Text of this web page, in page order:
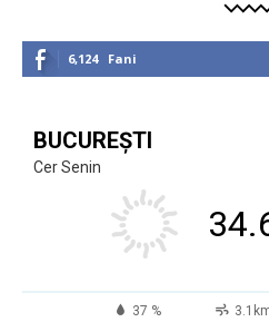
6,124 Fani
BUCUREȘTI
Cer Senin
37 %